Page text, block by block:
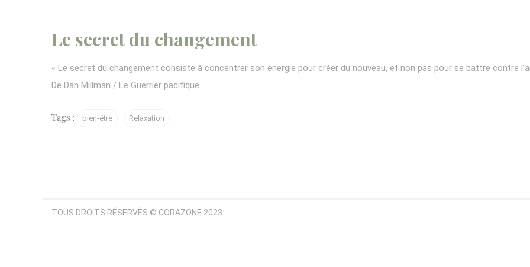
Le secret du changement
« Le secret du changement consiste à concentrer son énergie pour créer du nouveau, et non pas pour se battre contre
De Dan Millman / Le Guerrier pacifique
Tags : bien-être Relaxation
TOUS DROITS RÉSERVÉS © CORAZONE 2023